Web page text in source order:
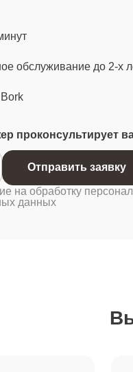
обслуживание до 2-х
проконсультирует
Отправить заявку
на обработку
данных